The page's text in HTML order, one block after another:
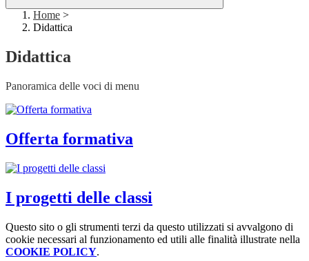
Home >
Didattica
Didattica
Panoramica delle voci di menu
Offerta formativa
I progetti delle classi
Questo sito o gli strumenti terzi da questo utilizzati si avvalgono di
cookie necessari al funzionamento ed utili alle finalità illustrate nella
COOKIE POLICY.